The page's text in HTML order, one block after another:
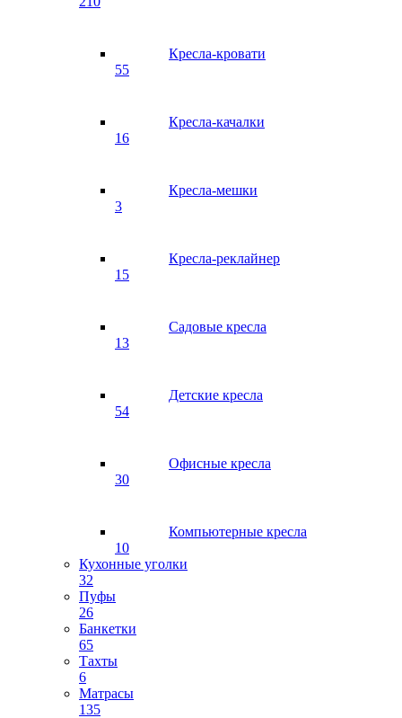
Кресла-кровати
55
Кресла-качалки
16
Кресла-мешки
3
Кресла-реклайнер
15
Садовые кресла
13
Детские кресла
54
Офисные кресла
30
Компьютерные кресла
10
Кухонные уголки
32
Пуфы
26
Банкетки
65
Тахты
6
Матрасы
135